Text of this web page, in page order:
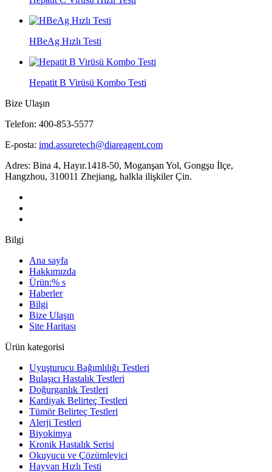
HBeAg Hızlı Testi
Hepatit B Virüsü Kombo Testi
Bize Ulaşın
Telefon: 400-853-5577
E-posta: imd.assuretech@diareagent.com
Adres: Bina 4, Hayır.1418-50, Moganşan Yol, Gongşu İlçe,
Hangzhou, 310011 Zhejiang, halkla ilişkiler Çin.
Bilgi
Ana sayfa
Hakkımızda
Ürün:% s
Haberler
Bilgi
Bize Ulaşın
Site Haritası
Ürün kategorisi
Uyuşturucu Bağımlılığı Testleri
Bulaşıcı Hastalık Testleri
Doğurganlık Testleri
Kardiyak Belirteç Testleri
Tümör Belirteç Testleri
Alerji Testleri
Biyokimya
Kronik Hastalık Serisi
Okuyucu ve Çözümleyici
Hayvan Hızlı Testi